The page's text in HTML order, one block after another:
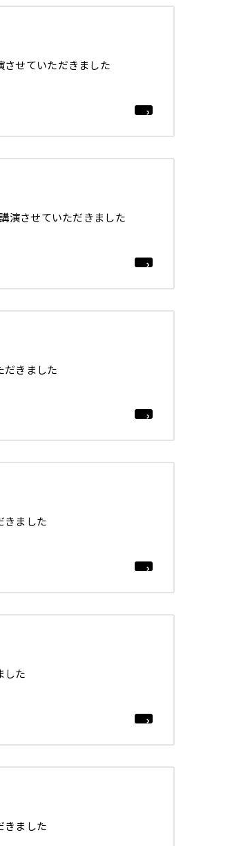
せていただきました
演させていただきました
きました
きました
した
きました